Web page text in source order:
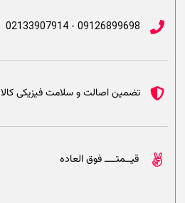
09126899698 - 02133907914
تضمین اصالت و سلامت فیزیکی کالا
قیــمتــــ فوق العاده